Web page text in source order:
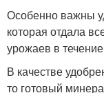
Особенно важны
которая отдала
урожаев в
В качестве
то готовый